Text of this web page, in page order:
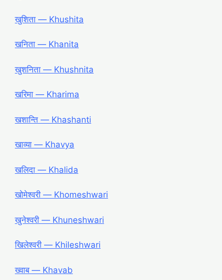
खुशिता ― Khushita
खनिता ― Khanita
खुशनिता ― Khushnita
खरिमा ― Kharima
खशान्ति ― Khashanti
खाव्या ― Khavya
खलिदा ― Khalida
खोमेश्वरी ― Khomeshwari
खुनेश्वरी ― Khuneshwari
खिलेश्वरी ― Khileshwari
ख्वाब ― Khavab